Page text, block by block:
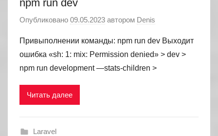
npm run dev
Опубликовано 09.05.2023 автором Denis
Привыполнении команды: npm run dev Выходит
ошибка «sh: 1: mix: Permission denied» > dev >
npm run development —stats-children >
Читать далее
Laravel